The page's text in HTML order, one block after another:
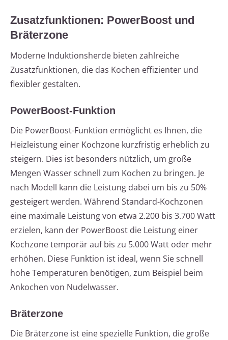
Zusatzfunktionen: PowerBoost und
Bräterzone
Moderne Induktionsherde bieten zahlreiche
Zusatzfunktionen, die das Kochen effizienter und
flexibler gestalten.
PowerBoost-Funktion
Die PowerBoost-Funktion ermöglicht es Ihnen, die
Heizleistung einer Kochzone kurzfristig erheblich zu
steigern. Dies ist besonders nützlich, um große
Mengen Wasser schnell zum Kochen zu bringen. Je
nach Modell kann die Leistung dabei um bis zu 50%
gesteigert werden. Während Standard-Kochzonen
eine maximale Leistung von etwa 2.200 bis 3.700 Watt
erzielen, kann der PowerBoost die Leistung einer
Kochzone temporär auf bis zu 5.000 Watt oder mehr
erhöhen. Diese Funktion ist ideal, wenn Sie schnell
hohe Temperaturen benötigen, zum Beispiel beim
Ankochen von Nudelwasser.
Bräterzone
Die Bräterzone ist eine spezielle Funktion, die große